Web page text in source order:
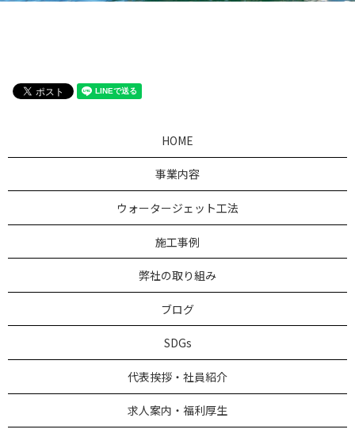
HOME
事業内容
ウォータージェット工法
施工事例
弊社の取り組み
ブログ
SDGs
代表挨拶・社員紹介
求人案内・福利厚生